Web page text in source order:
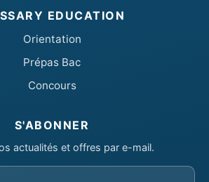
EDUCATION
Orientation
Prépas Bac
Concours
S'ABONNER
actualités et offres par e-mail.